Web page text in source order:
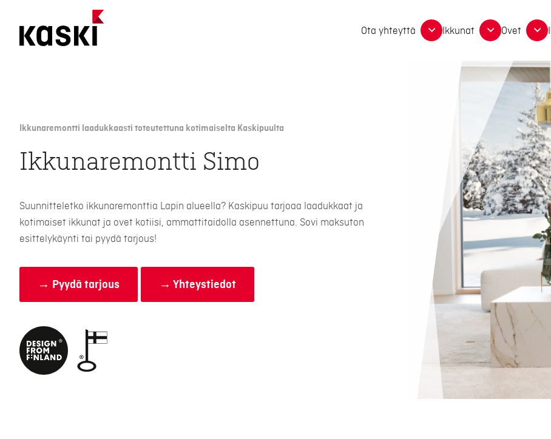
Ota yhteyttä Ikkunat Ovet
Ikkunaremontti laadukkaasti toteutettuna kotimaiselta Kaskipuulta
Ikkunaremontti Simo
Suunnitteletko ikkunaremonttia Lapin alueella? Kaskipuu tarjoaa laadukkaat ja
kotimaiset ikkunat ja ovet kotiisi, ammattitaidolla asennettuna. Sovi maksuton
esittelykäynti tai pyydä tarjous!
→ Pyydä tarjous → Yhteystiedot